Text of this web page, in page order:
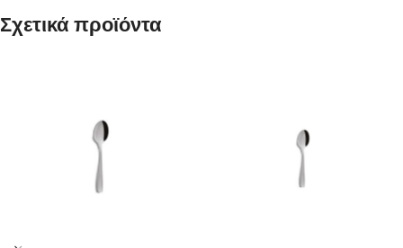
Σχετικά προϊόντα